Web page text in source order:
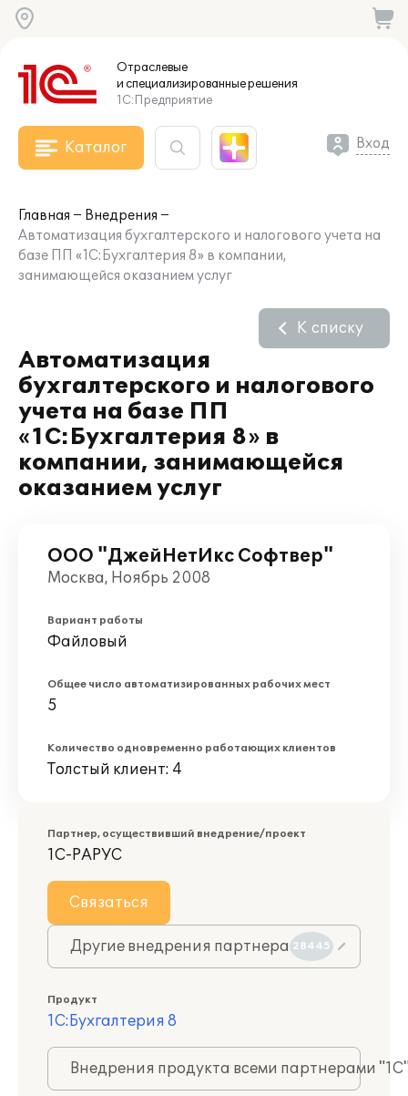
Отраслевые
и специализированныерешения
1С:Предприятие
Каталог Вход
Главная
Внедрения
Автоматизация бухгалтерского и налогового учета на
базе ПП «1С:Бухгалтерия 8» в компании,
занимающейся оказанием услуг
Автоматизация
бухгалтерского и налогового
учета на базе ПП
«1С:Бухгалтерия 8» в
компании, занимающейся
оказанием услуг
К списку
ООО "ДжейНетИкс Софтвер"
Москва, Ноябрь 2008
Вариант работы
Файловый
Общее число автоматизированных рабочих мест
5
Количество одновременно работающих клиентов
Толстый клиент: 4
Партнер, осуществивший внедрение/проект
1С-РАРУС
Связаться
Другие внедрения партнера 28445
Продукт
1С:Бухгалтерия 8
Внедрения продукта всеми партнерами